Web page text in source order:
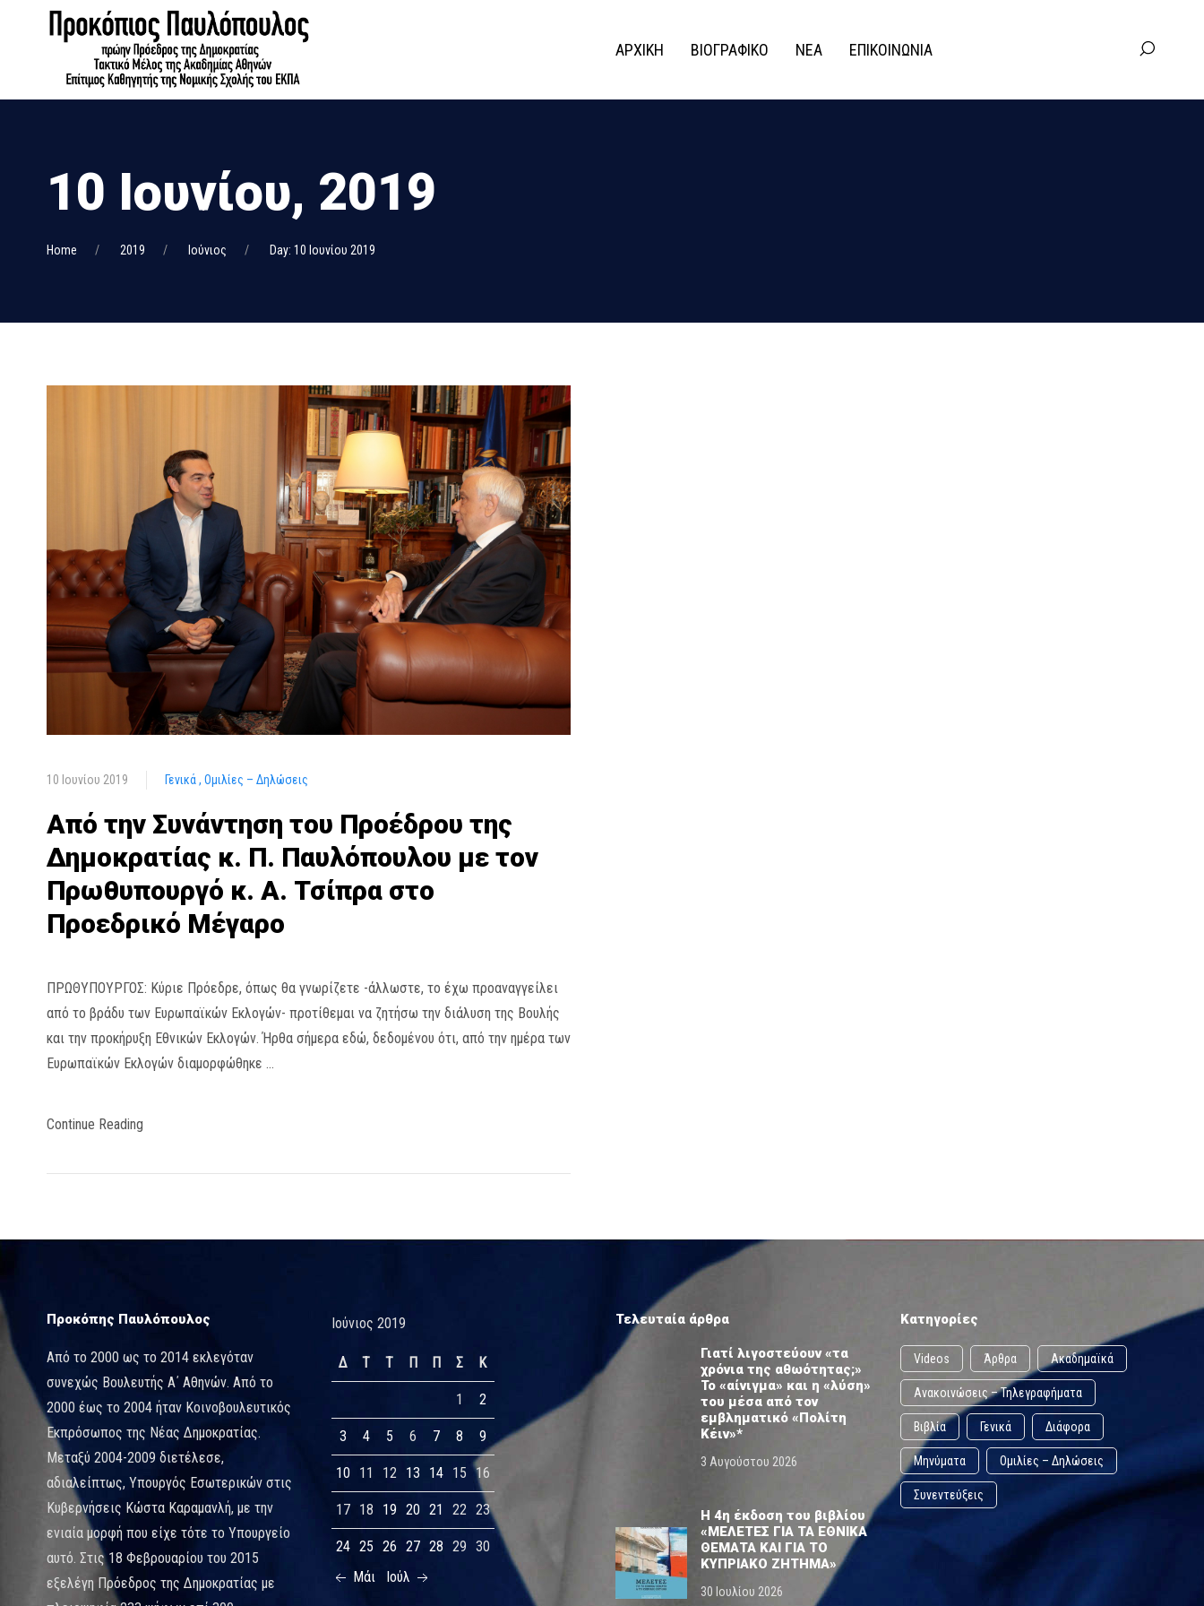
ΑΡΧΙΚΗ ΒΙΟΓΡΑΦΙΚΟ ΝΕΑ ΕΠΙΚΟΙΝΩΝΙΑ
10 Ιουνίου, 2019
Home 2019 Ιούνιος Day: 10 Ιουνίου 2019
10 Ιουνίου 2019 Γενικά Ομιλίες – Δηλώσεις
Από την Συνάντηση του Προέδρου της
Δημοκρατίας κ. Π. Παυλόπουλου με τον
Πρωθυπουργό κ. Α. Τσίπρα στο
Προεδρικό Μέγαρο
ΠΡΩΘΥΠΟΥΡΓΟΣ: Κύριε Πρόεδρε, όπως θα γνωρίζετε -άλλωστε, το έχω προαναγγείλει
από το βράδυ των Ευρωπαϊκών Εκλογών- προτίθεμαι να ζητήσω την διάλυση της Βουλής
και την προκήρυξη Εθνικών Εκλογών. Ήρθα σήμερα εδώ, δεδομένου ότι, από την ημέρα των
Ευρωπαϊκών Εκλογών διαμορφώθηκε …
Continue Reading
Προκόπης Παυλόπουλος
Από το 2000 ως το 2014 εκλεγόταν
συνεχώς Βουλευτής Α΄ Αθηνών. Από το
2000 έως το 2004 ήταν Κοινοβουλευτικός
Εκπρόσωπος της Νέας Δημοκρατίας.
Μεταξύ 2004-2009 διετέλεσε,
αδιαλείπτως, Υπουργός Εσωτερικών στις
Κυβερνήσεις Κώστα Καραμανλή, με την
ενιαία μορφή που είχε τότε το Υπουργείο
αυτό. Στις 18 Φεβρουαρίου του 2015
εξελέγη Πρόεδρος της Δημοκρατίας με
Ιούνιος 2019
Δ Τ Τ Π Π Σ Κ
1 2
3 4 5 6 7 8 9
10 11 12 13 14 15 16
17 18 19 20 21 22 23
24 25 26 27 28 29 30
Μάι
Ιούλ
Τελευταία άρθρα
Γιατί λιγοστεύουν «τα
χρόνια της αθωότητας;»
Το «αίνιγμα» και η «λύση»
του μέσα από τον
εμβληματικό «Πολίτη
Κέιν»*
3 Αυγούστου 2026
Η 4η έκδοση του βιβλίου
«ΜΕΛΕΤΕΣ ΓΙΑ ΤΑ ΕΘΝΙΚΑ
ΘΕΜΑΤΑ ΚΑΙ ΓΙΑ ΤΟ
ΚΥΠΡΙΑΚΟ ΖΗΤΗΜΑ»
30 Ιουλίου 2026
Κατηγορίες
Videos Άρθρα Ακαδημαϊκά
Ανακοινώσεις – Τηλεγραφήματα
Βιβλία Γενικά Διάφορα
Μηνύματα Ομιλίες – Δηλώσεις
Συνεντεύξεις